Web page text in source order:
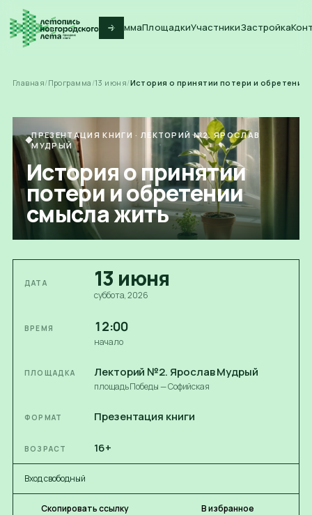
ПрограммаПлощадкиУчастникиЗастройка
Главная/Программа /13 июня/История о принятии потери и обретении
ПРЕЗЕНТАЦИЯ КНИГИ · ЛЕКТОРИЙ №2. ЯРОСЛАВ
МУДРЫЙ
История о принятии
потери и обретении
смысла жить
ДАТА 13 июня
суббота, 2026
ВРЕМЯ 12:00
начало
ПЛОЩАДКА Лекторий №2. Ярослав Мудрый
площадь Победы — Софийская
ФОРМАТ Презентация книги
ВОЗРАСТ 16+
Вход свободный
Скопировать ссылку В избранное